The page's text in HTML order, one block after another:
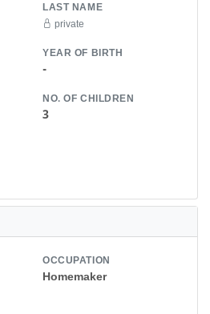
LAST NAME
private
YEAR OF BIRTH
-
NO. OF CHILDREN
3
OCCUPATION
Homemaker